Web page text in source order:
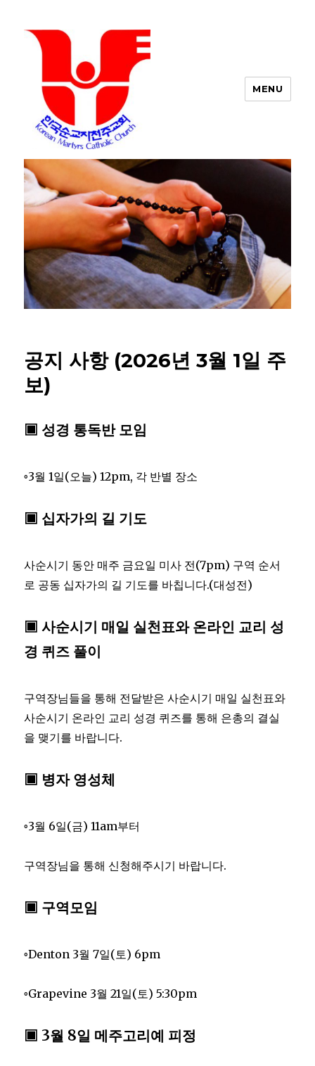
포트워스 한인 성당
MENU
공지 사항 (2026년 3월 1일 주
보)
▣ 성경 통독반 모임
◦3월 1일(오늘) 12pm, 각 반별 장소
▣ 십자가의 길 기도
사순시기 동안 매주 금요일 미사 전(7pm) 구역 순서
로 공동 십자가의 길 기도를 바칩니다.(대성전)
▣ 사순시기 매일 실천표와 온라인 교리 성
경 퀴즈 풀이
구역장님들을 통해 전달받은 사순시기 매일 실천표와
사순시기 온라인 교리 성경 퀴즈를 통해 은총의 결실
을 맺기를 바랍니다.
▣ 병자 영성체
◦3월 6일(금) 11am부터
구역장님을 통해 신청해주시기 바랍니다.
▣ 구역모임
◦Denton 3월 7일(토) 6pm
◦Grapevine 3월 21일(토) 5:30pm
▣ 3월 8일 메주고리예 피정